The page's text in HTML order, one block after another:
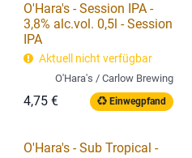
O'Hara's - Session IPA -
3,8% alc.vol. 0,5l - Session
IPA
Aktuell nicht verfügbar
O'Hara's / Carlow Brewing
4,75€ Einwegpfand
O'Hara's - Sub Tropical -